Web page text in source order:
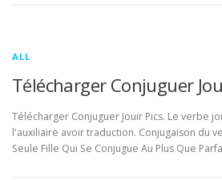
ALL
Télécharger Conjuguer
Télécharger Conjuguer Jouir Pics. Le verbe
l'auxiliaire avoir traduction. Conjugaison du
Seule Fille Qui Se Conjugue Au Plus Que